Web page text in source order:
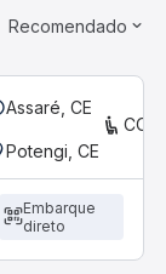
Recomendado
Assaré, CE
Potengi, CE
Embarque
direto